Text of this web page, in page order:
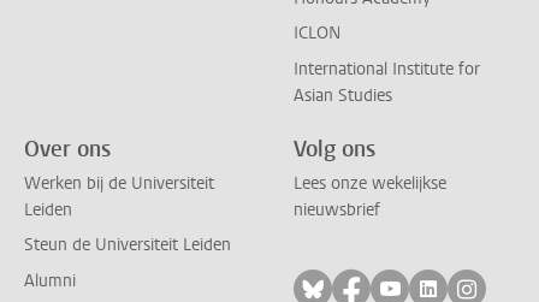
ICLON
International Institute for
Asian Studies
Over ons
Werken bij de Universiteit
Leiden
Steun de Universiteit Leiden
Alumni
Volg ons
Lees onze wekelijkse
nieuwsbrief
Volg ons op bluesky
Volg ons op
Volg ons op
Volg ons
Volg